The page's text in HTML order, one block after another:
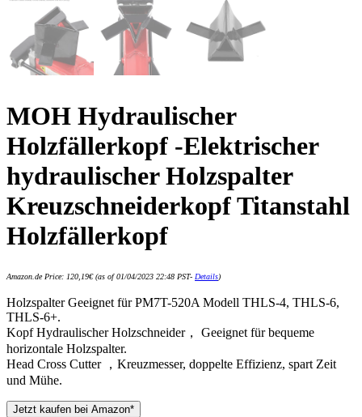
MOH Hydraulischer
Holzfällerkopf -Elektrischer
hydraulischer Holzspalter
Kreuzschneiderkopf Titanstahl
Holzfällerkopf
Amazon.de Price: 120,19€(as of 01/04/2023 22:48 PST- Details)
Holzspalter Geeignet für PM7T-520A Modell THLS-4, THLS-6,
THLS-6+.
Kopf Hydraulischer Holzschneider， Geeignet für bequeme
horizontale Holzspalter.
Head Cross Cutter ，Kreuzmesser, doppelte Effizienz, spart Zeit
und Mühe.
Jetzt kaufen bei Amazon*